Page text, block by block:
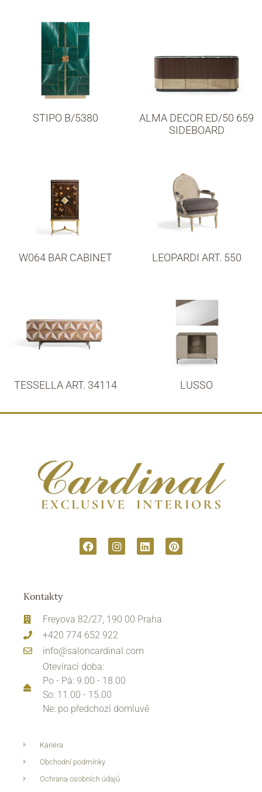
STIPO B/5380
ALMA DECOR ED/50 659
SIDEBOARD
W064 BAR CABINET LEOPARDI ART. 550
TESSELLA ART. 34114 LUSSO
Kontakty
Freyova 82/27, 190 00 Praha
+420 774 652 922
info@saloncardinal.com
Otevírací doba:
Po - Pá: 9.00 - 18.00
So: 11.00 - 15.00
Ne: po předchozí domluvě
Kariéra
Obchodní podmínky
Ochrana osobních údajů